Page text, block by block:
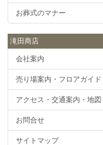
お葬式のマナー
滝田商店
会社案内
売り場案内・フロアガイド
アクセス・交通案内・地図
お問合せ
サイトマップ